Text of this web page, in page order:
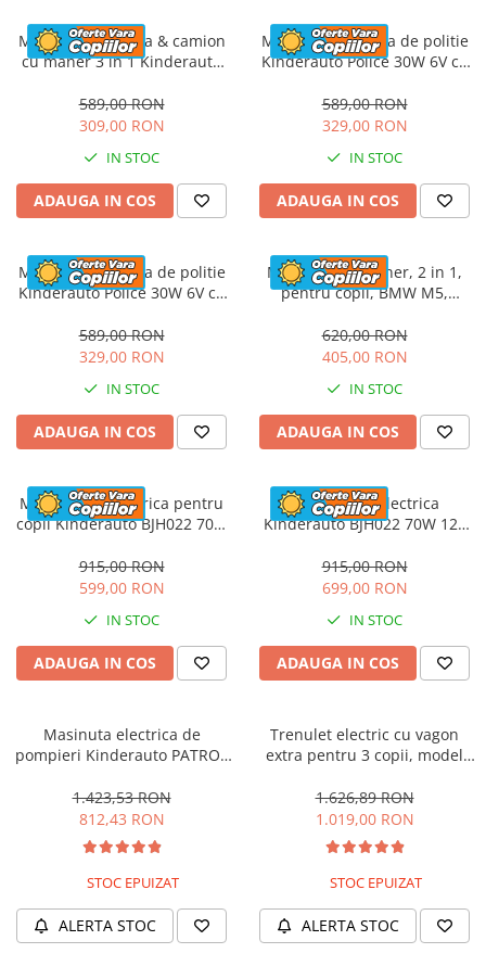
Masinuta electrica & camion
cu maner 3 in 1 Kinderauto
tapitat, music player
589,00 RON
309,00 RON
IN STOC
ADAUGA IN COS
Masinuta electrica de politie
Kinderauto Police 30W 6V cu
bluetooth, culoare Alb
589,00 RON
329,00 RON
IN STOC
ADAUGA IN COS
Masinuta electrica de politie
Kinderauto Police 30W 6V cu
bluetooth, culoare Rosu
589,00 RON
329,00 RON
IN STOC
ADAUGA IN COS
Masinuta cu maner, 2 in 1,
pentru copii, BMW M5,
620,00 RON
405,00 RON
IN STOC
ADAUGA IN COS
Motocicleta electrica pentru
copii Kinderauto BJH022 70W
915,00 RON
599,00 RON
IN STOC
ADAUGA IN COS
Motocicleta electrica
Kinderauto BJH022 70W 12V
culoare Rosie
915,00 RON
699,00 RON
IN STOC
ADAUGA IN COS
Masinuta electrica de
pompieri Kinderauto PATROL
1.423,53 RON
812,43 RON
STOC EPUIZAT
ALERTA STOC
Trenulet electric cu vagon
extra pentru 3 copii, model
music player, albastru
1.626,89 RON
1.019,00 RON
STOC EPUIZAT
ALERTA STOC